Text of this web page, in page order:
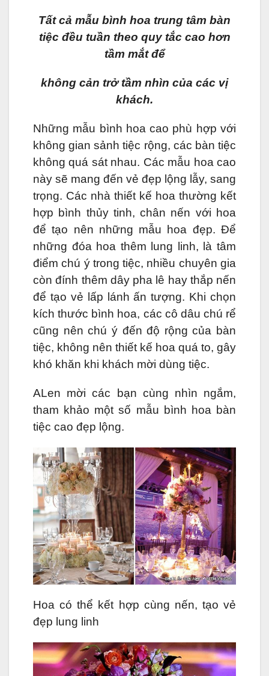
Tất cả mẫu bình hoa trung tâm bàn
tiệc đều tuần theo quy tắc cao hơn
tầm mắt để
không cản trở tầm nhìn của các vị
khách.
Những mẫu bình hoa cao phù hợp với
không gian sảnh tiệc rộng, các bàn tiệc
không quá sát nhau. Các mẫu hoa cao
này sẽ mang đến vẻ đẹp lộng lẫy, sang
trọng. Các nhà thiết kế hoa thường kết
hợp bình thủy tinh, chân nến với hoa
để tạo nên những mẫu hoa đẹp. Để
những đóa hoa thêm lung linh, là tâm
điểm chú ý trong tiệc, nhiều chuyên gia
còn đính thêm dây pha lê hay thắp nến
để tạo vẻ lấp lánh ấn tượng. Khi chọn
kích thước bình hoa, các cô dâu chú rể
cũng nên chú ý đến độ rộng của bàn
tiệc, không nên thiết kế hoa quá to, gây
khó khăn khi khách mời dùng tiệc.
ALen mời các bạn cùng nhìn ngắm,
tham khảo một số mẫu bình hoa bàn
tiệc cao đẹp lộng.
Hoa có thể kết hợp cùng nến, tạo vẻ
đẹp lung linh